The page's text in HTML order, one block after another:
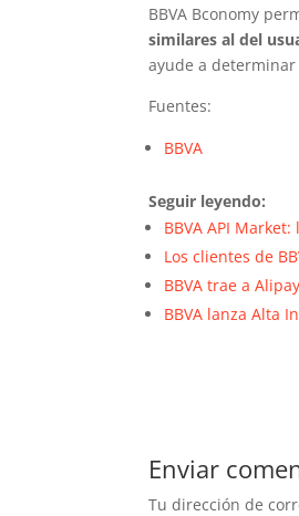
BBVA Bconomy
similares al del
ayude a
Fuentes:
BBVA
Seguir leyendo:
BBVA API
Los clientes de
BBVA trae a
BBVA lanza Alta
Enviar
Tu dirección de